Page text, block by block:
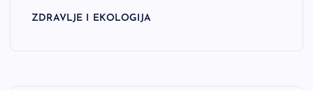
ZDRAVLJE I EKOLOGIJA